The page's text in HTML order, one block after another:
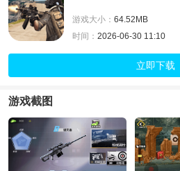
游戏大小： 64.52MB
时间： 2026-06-30 11:10
立即下载
游戏截图